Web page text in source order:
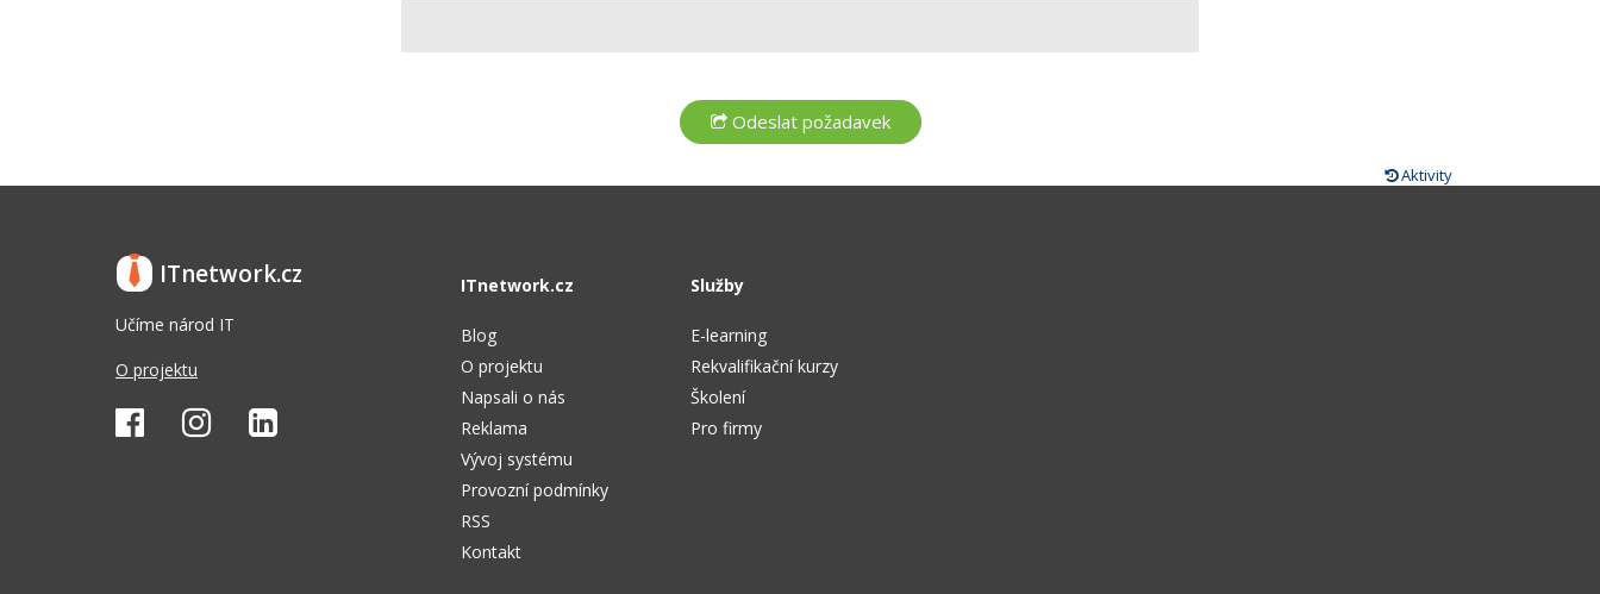
Aktivity
ITnetwork.cz
Učíme národ IT
O projektu
ITnetwork.cz
Blog
O projektu
Napsali o nás
Reklama
Vývoj systému
Provozní podmínky
RSS
Kontakt
Služby
E-learning
Rekvalifikační kurzy
Školení
Pro firmy